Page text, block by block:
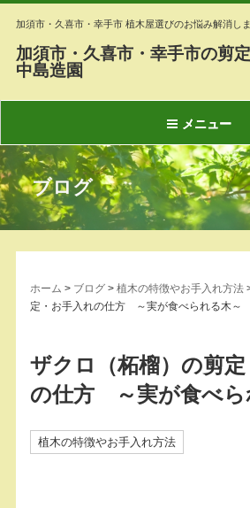
加須市・久喜市・幸手市 植木屋選びのお悩み解消しま
加須市・久喜市・幸手市の剪
中島造園
メニュー
ブログ
ホーム > ブログ >植木の特徴やお手入れ方法
定・お手入れの仕方 ～実が食べられる木～
ザクロ（柘榴）の剪
の仕方 ～実が食べら
植木の特徴やお手入れ方法